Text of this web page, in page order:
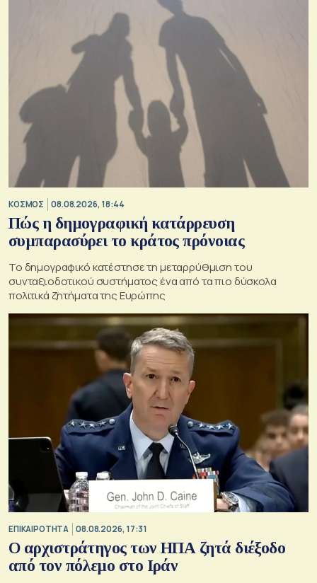
ΚΟΣΜΟΣ 08.08.2026, 18:44
Πώς η δημογραφική κατάρρευση
συμπαρασύρει το κράτος πρόνοιας
Το δημογραφικό κατέστησε τη μεταρρύθμιση του
συνταξιοδοτικού συστήματος ένα από τα πιο δύσκολα
πολιτικά ζητήματα της Ευρώπης
ΕΠΙΚΑΙΡΟΤΗΤΑ 08.08.2026, 17:31
Ο αρχιστράτηγος των ΗΠΑ ζητά διέξοδο
από τον πόλεμο στο Ιράν